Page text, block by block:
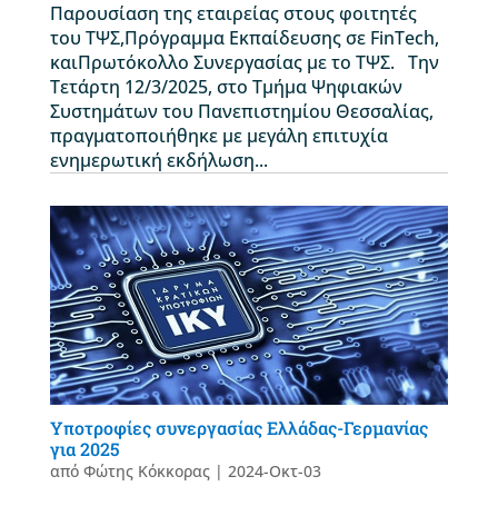
Παρουσίαση της εταιρείας στους φοιτητές
του ΤΨΣ,Πρόγραμμα Εκπαίδευσης σε FinTech,
καιΠρωτόκολλο Συνεργασίας με το ΤΨΣ. Την
Τετάρτη 12/3/2025, στο Τμήμα Ψηφιακών
Συστημάτων του Πανεπιστημίου Θεσσαλίας,
πραγματοποιήθηκε με μεγάλη επιτυχία
ενημερωτική εκδήλωση...
Yποτροφίες συνεργασίας Ελλάδας-Γερμανίας
για 2025
από Φώτης Κόκκορας| 2024-Οκτ-03